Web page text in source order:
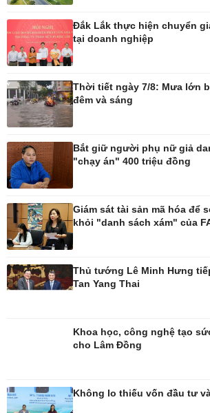
Ô tô
Xe máy
Tư vấn
Doanh
Sành điệu
Tin Công nghệ
Trải nghiệm
Dinh
Nam
Đắk Lắk thực hiện chuyển
tại doanh nghiệp
Thời tiết ngày 7/8: Mưa lớn
đêm và sáng
Bắt giữ người phụ nữ giả
"chạy án" 400 triệu đồng
Giám sát tài sản mã hóa để
khỏi "danh sách xám" của
Thủ tướng Lê Minh Hưng
Tan Yang Thai
Khoa học, công nghệ tạo
cho Lâm Đồng
Không lo thiếu vốn đầu tư